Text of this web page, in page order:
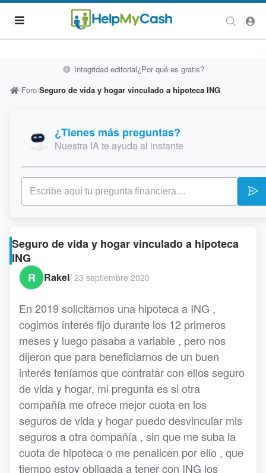
Integridad editorial¿Por qué es gratis?
Foro Seguro de vida y hogar vinculado a hipoteca ING
¿Tienes más preguntas?
Nuestra IA te ayuda al instante
Seguro de vida y hogar vinculado a hipoteca
ING
R
Rakel/ 23 septiembre 2020
En 2019 solicitamos una hipoteca a ING ,
cogimos interés fijo durante los 12 primeros
meses y luego pasaba a variable , pero nos
dijeron que para beneficiarnos de un buen
interés teníamos que contratar con ellos seguro
de vida y hogar, mi pregunta es si otra
compañía me ofrece mejor cuota en los
seguros de vida y hogar puedo desvincular mis
seguros a otra compañía , sin que me suba la
cuota de hipoteca o me penalicen por ello , que
tiempo estoy obligada a tener con ING los